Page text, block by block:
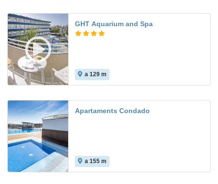
GHT Aquarium and Spa
a 129 m
Apartaments Condado
a 155 m